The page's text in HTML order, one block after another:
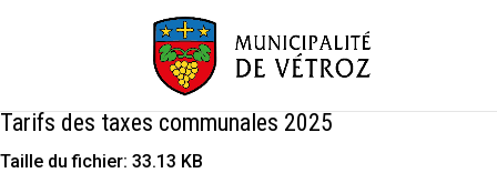
Tarifs des taxes communales 2025
Taille du fichier: 33.13 KB